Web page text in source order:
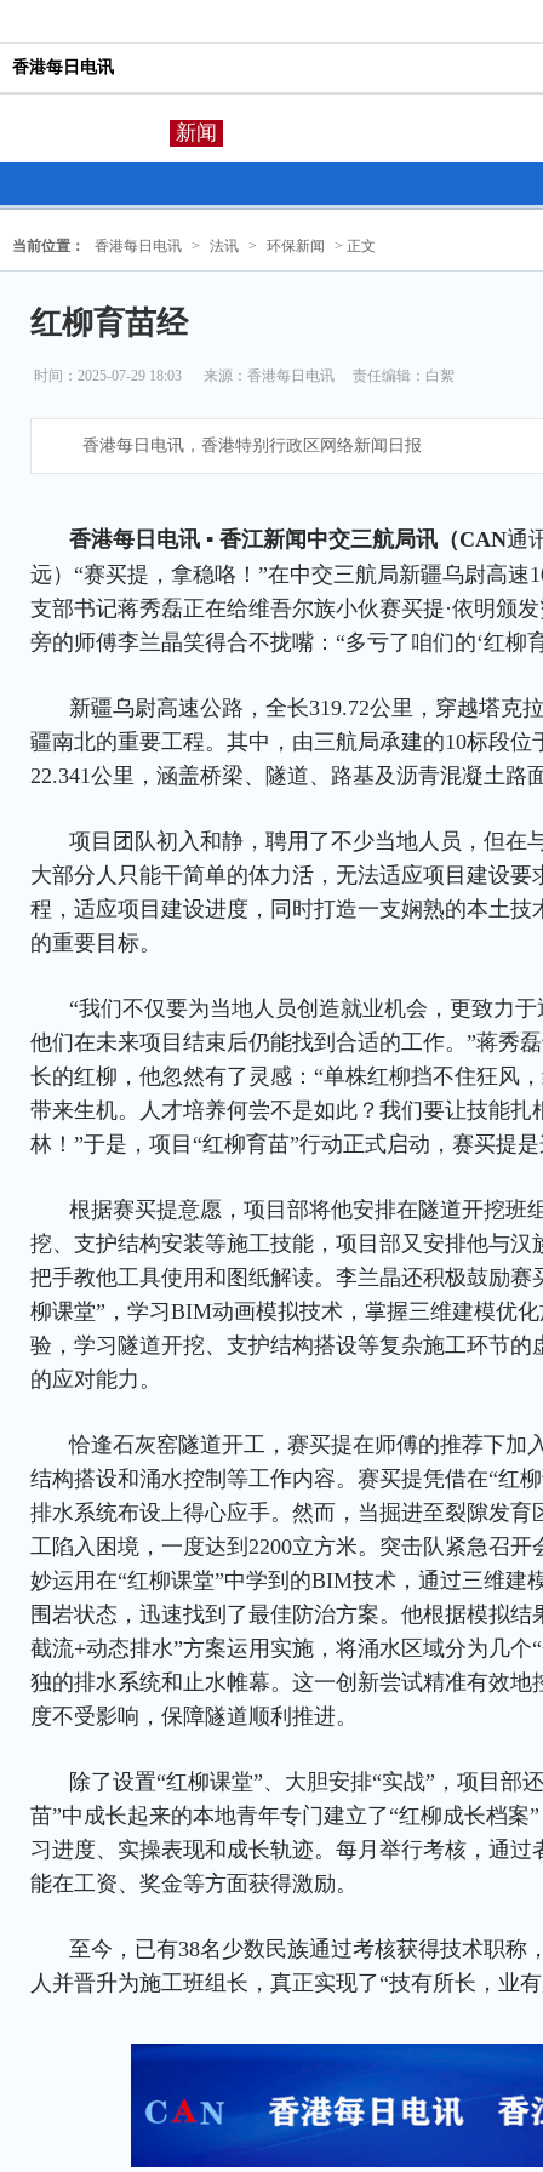
香港每日电讯
新闻
当前位置： 香港每日电讯 > 法讯 > 环保新闻 > 正文
红柳育苗经
时间：2025-07-29 18:03 来源： 香港每日电讯 责任编辑：白絮
香港每日电讯，香港特别行政区网络新闻日报
香港每日电讯 ▪ 香江新闻中交三航局讯（CAN通
远）“赛买提，拿稳咯！”在中交三航局新疆乌尉高速
支部书记蒋秀磊正在给维吾尔族小伙赛买提·依明颁
旁的师傅李兰晶笑得合不拢嘴：“多亏了咱们的‘红柳
新疆乌尉高速公路，全长319.72公里，穿越塔克
疆南北的重要工程。其中，由三航局承建的10标段位
22.341公里，涵盖桥梁、隧道、路基及沥青混凝土路
项目团队初入和静，聘用了不少当地人员，但在
大部分人只能干简单的体力活，无法适应项目建设要
程，适应项目建设进度，同时打造一支娴熟的本土技
的重要目标。
“我们不仅要为当地人员创造就业机会，更致力
他们在未来项目结束后仍能找到合适的工作。”蒋秀
长的红柳，他忽然有了灵感：“单株红柳挡不住狂风
带来生机。人才培养何尝不是如此？我们要让技能扎
林！”于是，项目“红柳育苗”行动正式启动，赛买提
根据赛买提意愿，项目部将他安排在隧道开挖班
挖、支护结构安装等施工技能，项目部又安排他与汉
把手教他工具使用和图纸解读。李兰晶还积极鼓励赛
柳课堂”，学习BIM动画模拟技术，掌握三维建模优
验，学习隧道开挖、支护结构搭设等复杂施工环节的
的应对能力。
恰逢石灰窑隧道开工，赛买提在师傅的推荐下加
结构搭设和涌水控制等工作内容。赛买提凭借在“红
排水系统布设上得心应手。然而，当掘进至裂隙发育
工陷入困境，一度达到2200立方米。突击队紧急召
妙运用在“红柳课堂”中学到的BIM技术，通过三维建
围岩状态，迅速找到了最佳防治方案。他根据模拟结
截流+动态排水”方案运用实施，将涌水区域分为几个
独的排水系统和止水帷幕。这一创新尝试精准有效地
度不受影响，保障隧道顺利推进。
除了设置“红柳课堂”、大胆安排“实战”，项目部
苗”中成长起来的本地青年专门建立了“红柳成长档案
习进度、实操表现和成长轨迹。每月举行考核，通过
能在工资、奖金等方面获得激励。
至今，已有38名少数民族通过考核获得技术职称
人并晋升为施工班组长，真正实现了“技有所长，业